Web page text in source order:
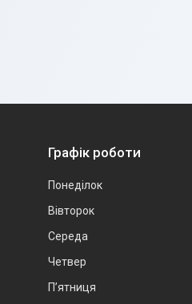
Графік роботи
Понеділок
Вівторок
Середа
Четвер
Пʼятниця